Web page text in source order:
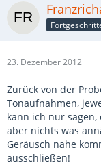
23. Dezember 2012
Zurück von der
Tonaufnahmen,
kann ich nur
aber nichts was
Geräusch nahe
ausschließen!